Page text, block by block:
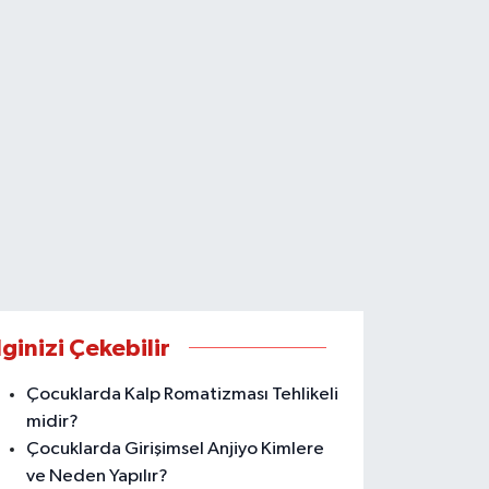
Çekebilir
Çocuklarda Kalp Romatizması Tehlikeli
midir?
Çocuklarda Girişimsel Anjiyo Kimlere
ve Neden Yapılır?